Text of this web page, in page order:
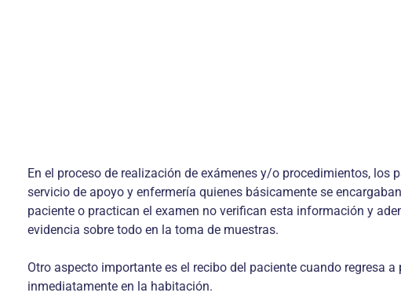
En el proceso de realización de exámenes y/o procedimientos,
servicio de apoyo y enfermería quienes básicamente se
paciente o practican el examen no verifican esta información y
evidencia sobre todo en la toma de muestras.
Otro aspecto importante es el recibo del paciente cuando regresa
inmediatamente en la habitación.